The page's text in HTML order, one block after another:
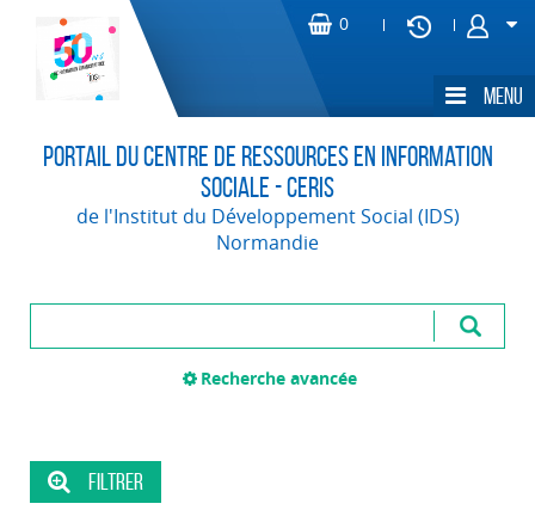
Portail du Centre de Ressources en Information
Sociale - CERIS
de l'Institut du Développement Social (IDS)
Normandie
Recherche avancée